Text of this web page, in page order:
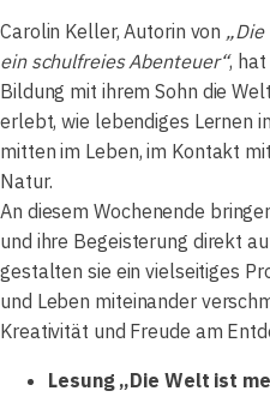
Carolin Keller, Autorin von
ein schulfreies Abenteuer“,
Bildung mit ihrem Sohn die
erlebt, wie lebendiges Lernen
mitten im Leben, im Kontakt
Natur.
An diesem Wochenende
und ihre Begeisterung direkt
gestalten sie ein vielseitiges
und Leben miteinander
Kreativität und Freude am
Lesung „Die Welt ist